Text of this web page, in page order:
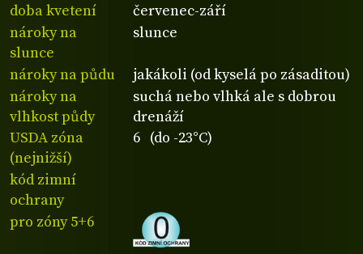
doba kvetení
červenec-září
nároky na
slunce
slunce
nároky na půdu
jakákoli (od kyselá po zásaditou)
nároky na
vlhkost půdy
suchá nebo vlhká ale s dobrou
drenáží
USDA zóna
(nejnižší)
6 (do -23°C)
kód zimní
ochrany
pro zóny 5+6